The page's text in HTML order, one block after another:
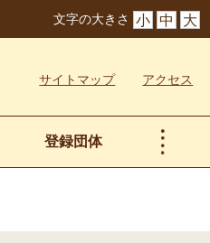
文字の大きさ 小 中 大
サイトマップ アクセス
登録団体